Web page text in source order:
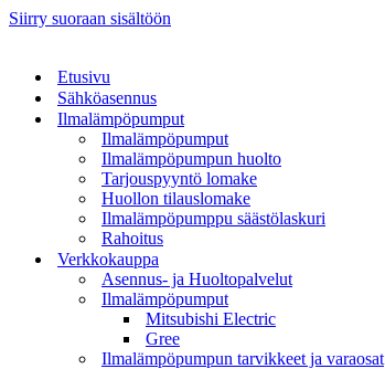
Siirry suoraan sisältöön
Etusivu
Sähköasennus
Ilmalämpöpumput
Ilmalämpöpumput
Ilmalämpöpumpun huolto
Tarjouspyyntö lomake
Huollon tilauslomake
Ilmalämpöpumppu säästölaskuri
Rahoitus
Verkkokauppa
Asennus- ja Huoltopalvelut
Ilmalämpöpumput
Mitsubishi Electric
Gree
Ilmalämpöpumpun tarvikkeet ja varaosat